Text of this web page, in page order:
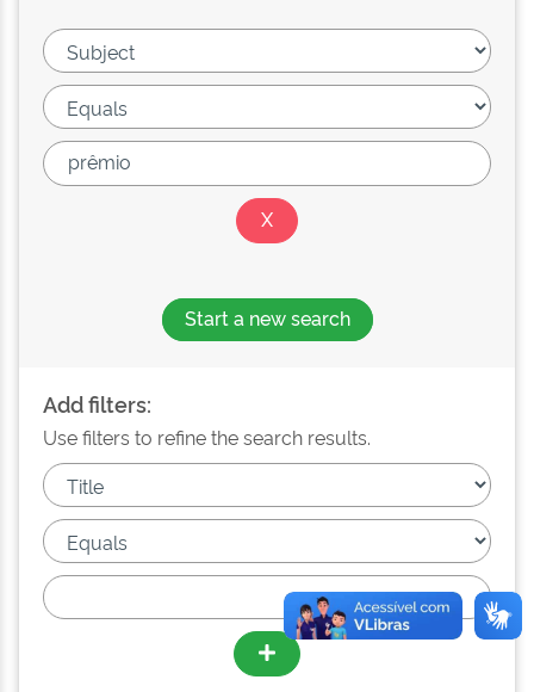
Start a new search
Add filters:
Use filters to refine the search results.